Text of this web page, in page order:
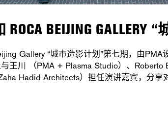
BEIJING GALLERY
Gallery “城市造影计划”第七期，由
王川 （PMA + Plasma Studio）、Roberto
Hadid Architects）担任演讲嘉宾，分享